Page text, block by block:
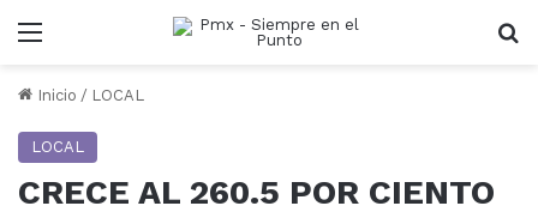
Menu
Inicio / LOCAL
LOCAL
CRECE AL 260.5 POR CIENTO